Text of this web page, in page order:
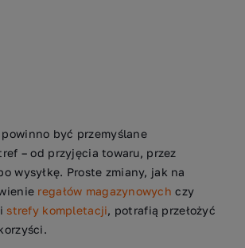
być przemyślane
– od przyjęcia towaru, przez
wysyłkę. Proste zmiany, jak na
regałów magazynowych czy
strefy kompletacji, potrafią przełożyć